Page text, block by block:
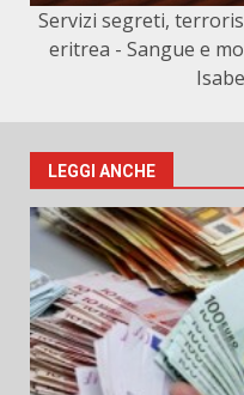
Servizi segreti,
eritrea - Sangue e
LEGGI ANCHE